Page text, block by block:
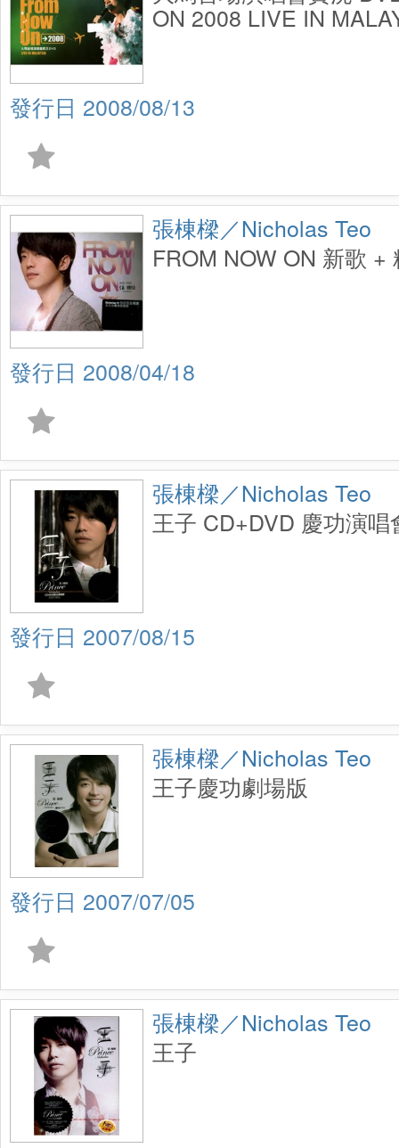
ON 2008 LIVE IN
2008/08/13
張棟樑／Nicholas Teo
FROM NOW ON 新歌 +
2008/04/18
張棟樑／Nicholas Teo
王子 CD+DVD 慶功演
2007/08/15
張棟樑／Nicholas Teo
王子慶功劇場版
2007/07/05
張棟樑／Nicholas Teo
王子